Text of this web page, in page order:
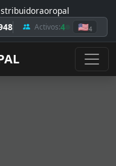
Activos:4 🇺🇸4